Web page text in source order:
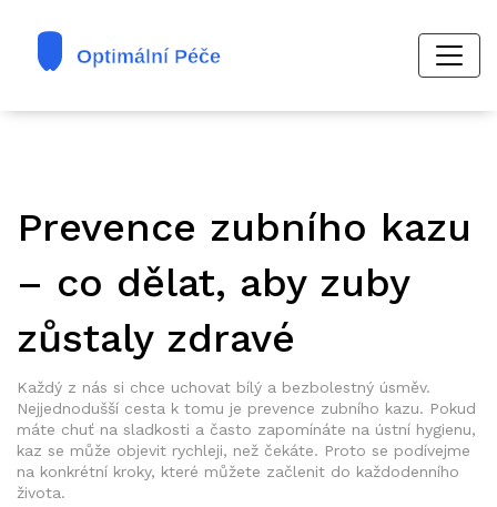
Prevence zubního kazu
– co dělat, aby zuby
zůstaly zdravé
Každý z nás si chce uchovat bílý a bezbolestný úsměv.
Nejjednodušší cesta k tomu je prevence zubního kazu. Pokud
máte chuť na sladkosti a často zapomínáte na ústní hygienu,
kaz se může objevit rychleji, než čekáte. Proto se podívejme
na konkrétní kroky, které můžete začlenit do každodenního
života.